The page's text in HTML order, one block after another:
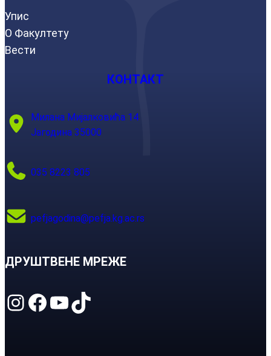
Упис
О Факултету
Вести
КОНТАКТ
Милана Мијалковића 14
Јагодина 35000
035 8223 805
pefjagodina@pefja.kg.ac.rs
ДРУШТВЕНЕ МРЕЖЕ
Instagram Facebook YouTube TikTok